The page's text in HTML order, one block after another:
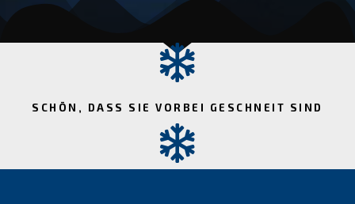
SCHÖN, DASS SIE VORBEI GESCHNEIT SIND